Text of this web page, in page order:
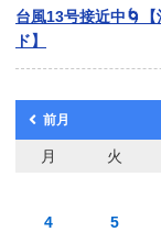
台風13号接近中🌀
ド】
前月
月 火
4
5